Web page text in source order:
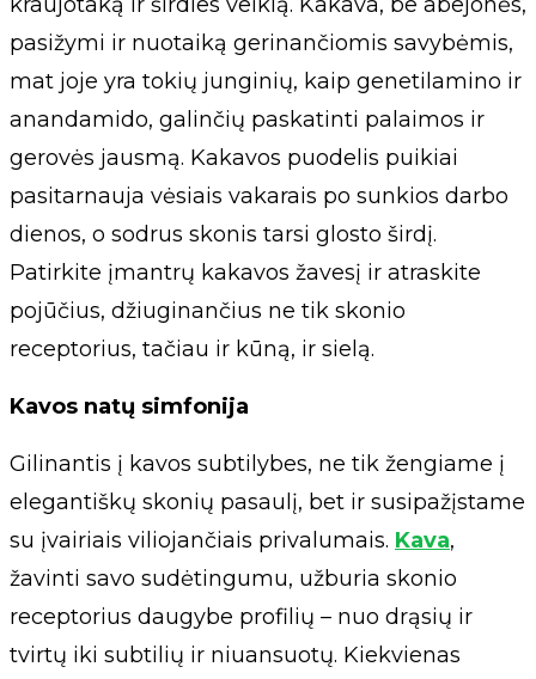
kraujotaką ir širdies veiklą. Kakava, be abejonės,
pasižymi ir nuotaiką gerinančiomis savybėmis,
mat joje yra tokių junginių, kaip genetilamino ir
anandamido, galinčių paskatinti palaimos ir
gerovės jausmą. Kakavos puodelis puikiai
pasitarnauja vėsiais vakarais po sunkios darbo
dienos, o sodrus skonis tarsi glosto širdį.
Patirkite įmantrų kakavos žavesį ir atraskite
pojūčius, džiuginančius ne tik skonio
receptorius, tačiau ir kūną, ir sielą.
Kavos natų simfonija
Gilinantis į kavos subtilybes, ne tik žengiame į
elegantiškų skonių pasaulį, bet ir susipažįstame
su įvairiais viliojančiais privalumais. Kava,
žavinti savo sudėtingumu, užburia skonio
receptorius daugybe profilių – nuo drąsių ir
tvirtų iki subtilių ir niuansuotų. Kiekvienas